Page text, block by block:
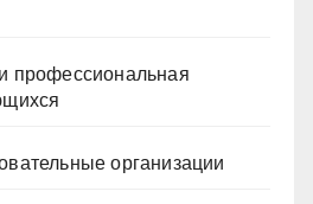
профессиональная
организации